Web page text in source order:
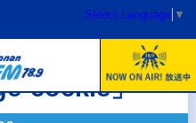
Select Language ▼
cockle」